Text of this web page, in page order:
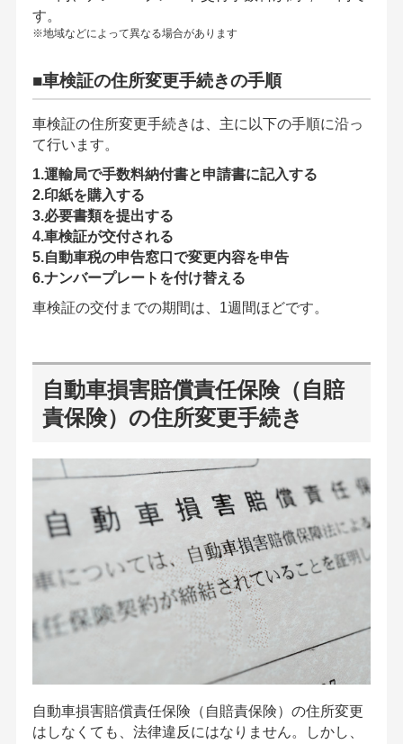
す。
※地域などによって異なる場合があります
■車検証の住所変更手続きの手順
車検証の住所変更手続きは、主に以下の手順に沿っ
て行います。
1.運輸局で手数料納付書と申請書に記入する
2.印紙を購入する
3.必要書類を提出する
4.車検証が交付される
5.自動車税の申告窓口で変更内容を申告
6.ナンバープレートを付け替える
車検証の交付までの期間は、1週間ほどです。
自動車損害賠償責任保険（自賠
責保険）の住所変更手続き
自動車損害賠償責任保険（自賠責保険）の住所変更
はしなくても、法律違反にはなりません。しかし、